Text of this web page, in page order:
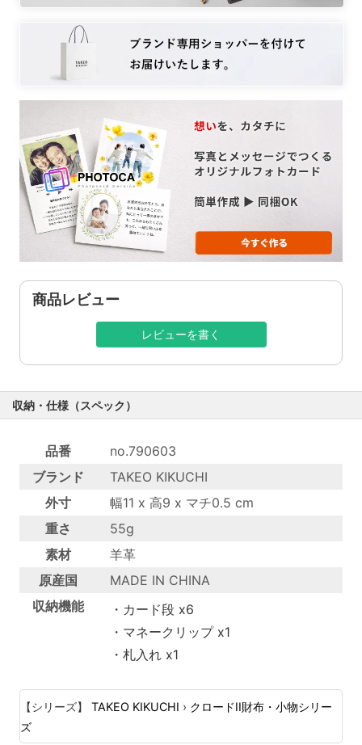
商品レビュー
レビューを書く
収納・仕様（スペック）
品番
no.790603
ブランド
TAKEO KIKUCHI
外寸
幅11 x 高9 x マチ0.5 cm
重さ
55g
素材
羊革
原産国
MADE IN CHINA
収納機能
・カード段 x6
・マネークリップ x1
・札入れ x1
【シリーズ】 TAKEO KIKUCHI › クロードII財布・小物シリー
ズ